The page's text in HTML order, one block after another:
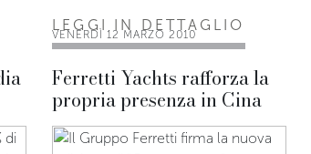
VENERDÌ 12 MARZO 2010
Ferretti Yachts rafforza la
propria presenza in Cina
LEGGI IN DETTAGLIO